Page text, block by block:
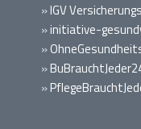
»IGV
»initiative-
»
»
»